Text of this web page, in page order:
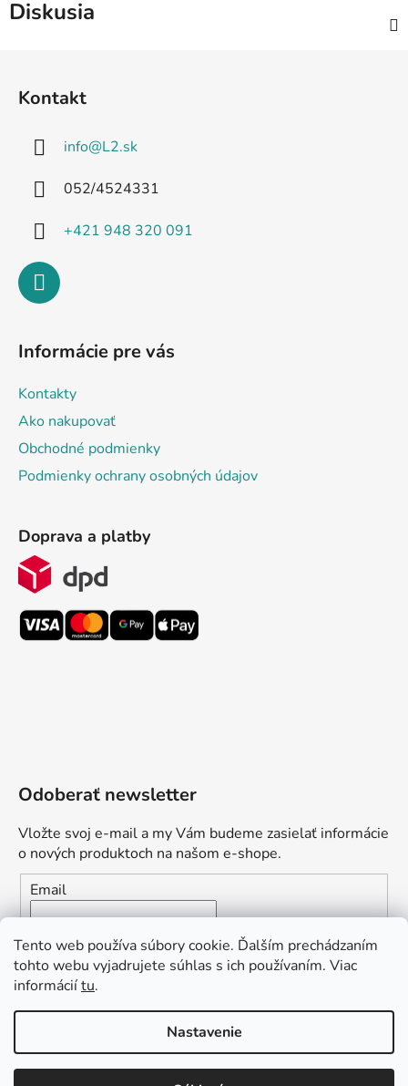
Tento web používa súbory cookie. Ďalším prechádzaním
tohto webu vyjadrujete súhlas s ich používaním. Viac
informáciítu.
Nastavenie
: Zaplaťte vopred a získajte
Diskusia
Kontakt
info@L2.sk
052/4524331
+421 948 320 091
Informácie pre vás
Kontakty
Ako nakupovať
Obchodné podmienky
Podmienky ochrany osobných údajov
Doprava a platby
Odoberať newsletter
Vložte svoj e-mail a my Vám budeme zasielať informácie
o nových produktoch na našom e-shope.
Email
Vložením e-mailu súhlasíte s
podmienkami ochrany
osobných údajov
môžem pomôcť?“